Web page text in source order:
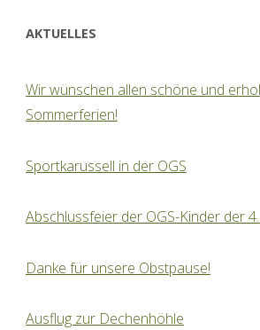
AKTUELLES
Wir wünschen allen schöne und
Sommerferien!
Sportkarussell in der OGS
Abschlussfeier der OGS-Kinder der
Danke für unsere Obstpause!
Ausflug zur Dechenhöhle